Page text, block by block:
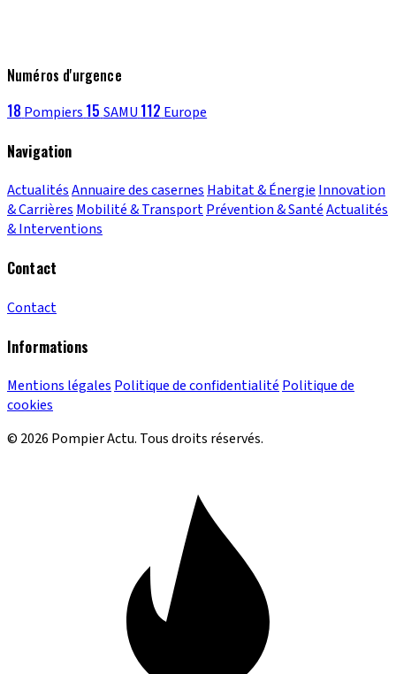
Numéros d'urgence
18 Pompiers 15 SAMU 112 Europe
Navigation
ActualitésAnnuaire des casernes Habitat & Énergie Innovation
& Carrières Mobilité & TransportPrévention & SantéActualités
& Interventions
Contact
Contact
Informations
Mentions légales Politique de confidentialité Politique de
cookies
© 2026 Pompier Actu. Tous droits réservés.